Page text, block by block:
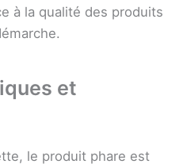
à la qualité des produits
et
le produit phare est